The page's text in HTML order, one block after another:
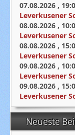
07.08.2026 ,
Leverkusener
08.08.2026 ,
Leverkusener
08.08.2026 ,
Leverkusener
09.08.2026 ,
Leverkusener
09.08.2026 ,
Leverkusener
Neueste